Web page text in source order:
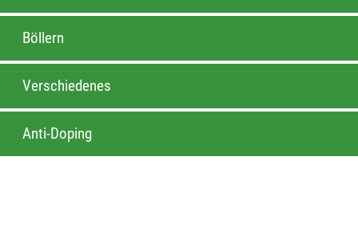
Böllern
Verschiedenes
Anti-Doping